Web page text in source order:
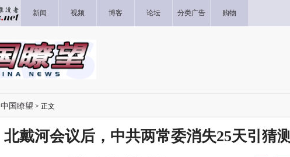
新闻 视频 博客 论坛 分类广告 购物
中国瞭望 > 正文
北戴河会议后，中共两常委消失25天引猜测